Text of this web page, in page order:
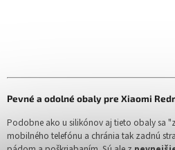
Pevné a odolné obaly pre Xiaomi
Podobne ako u silikónov aj tieto obaly sa
mobilného telefónu a chránia tak zadnú